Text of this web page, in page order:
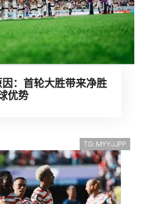
：首轮大胜带来净胜
优势